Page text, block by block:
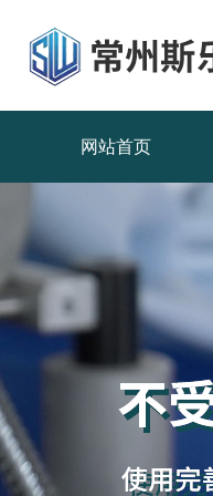
网站首页